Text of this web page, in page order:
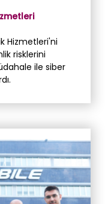
Hizmetleri'ni
risklerini
ile siber